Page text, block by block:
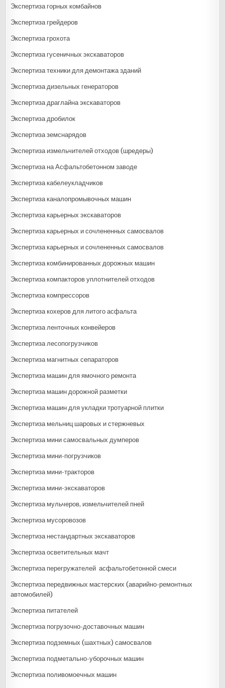
Экспертиза горных комбайнов
Экспертиза грейдеров
Экспертиза грохота
Экспертиза гусеничных экскаваторов
Экспертиза техники для демонтажа зданий
Экспертиза дизельных генераторов
Экспертиза драглайна экскаваторов
Экспертиза дробилок
Экспертиза земснарядов
Экспертиза измельчителей отходов (шредеры)
Экспертиза на Асфальтобетонном заводе
Экспертиза кабелеукладчиков
Экспертиза каналопромывочных машин
Экспертиза карьерных экскаваторов
Экспертиза карьерных и сочлененных самосвалов
Экспертиза карьерных и сочлененных самосвалов
Экспертиза комбинированных дорожных машин
Экспертиза компакторов уплотнителей отходов
Экспертиза компрессоров
Экспертиза кохеров для литого асфальта
Экспертиза ленточных конвейеров
Экспертиза лесопогрузчиков
Экспертиза магнитных сепараторов
Экспертиза машин для ямочного ремонта
Экспертиза машин дорожной разметки
Экспертиза машин для укладки тротуарной плитки
Экспертиза мельниц шаровых и стержневых
Экспертиза мини самосвальных думперов
Экспертиза мини-погрузчиков
Экспертиза мини-тракторов
Экспертиза мини-экскаваторов
Экспертиза мульчеров, измельчителей пней
Экспертиза мусоровозов
Экспертиза нестандартных экскаваторов
Экспертиза осветительных мачт
Экспертиза перегружателей асфальтобетонной смеси
Экспертиза передвижных мастерских (аварийно-ремонтных
автомобилей)
Экспертиза питателей
Экспертиза погрузочно-доставочных машин
Экспертиза подземных (шахтных) самосвалов
Экспертиза подметально-уборочных машин
Экспертиза поливомоечных машин